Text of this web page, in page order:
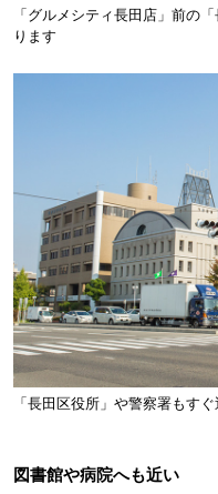
「グルメシティ長田店」前の
ります
「長田区役所」や警察署もす
図書館や病院へも近い